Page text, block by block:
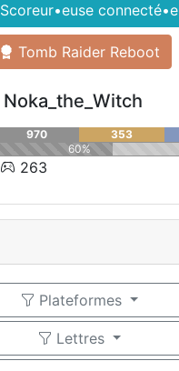
Scoreur•euse connecté•e
Tomb Raider Reboot
Noka_the_Witch
970 353
60%
263
Plateformes
Lettres